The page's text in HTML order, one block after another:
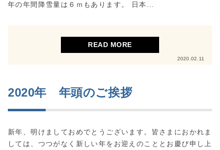
年の年間降雪量は６ｍもあります。 日本...
READ MORE
2020.02.11
2020年 年頭のご挨拶
新年、明けましておめでとうございます。皆さまにおかれま
しては、つつがなく新しい年をお迎えのこととお慶び申し上